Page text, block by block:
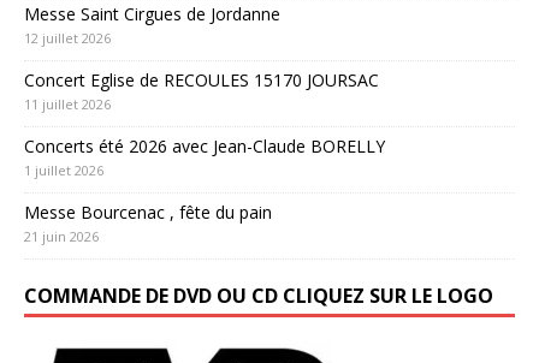
Messe Saint Cirgues de Jordanne
12 juillet 2026
Concert Eglise de RECOULES 15170 JOURSAC
11 juillet 2026
Concerts été 2026 avec Jean-Claude BORELLY
1 juillet 2026
Messe Bourcenac , fête du pain
21 juin 2026
COMMANDE DE DVD OU CD CLIQUEZ SUR LE LOGO